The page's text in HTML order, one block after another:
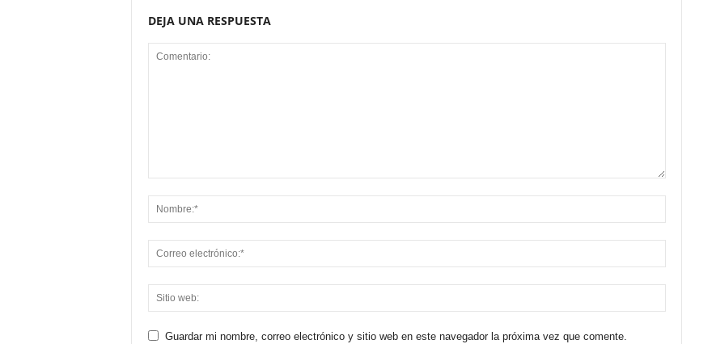
DEJA UNA RESPUESTA
Guardar mi nombre, correo electrónico y sitio web en este navegador la próxima vez que comente.